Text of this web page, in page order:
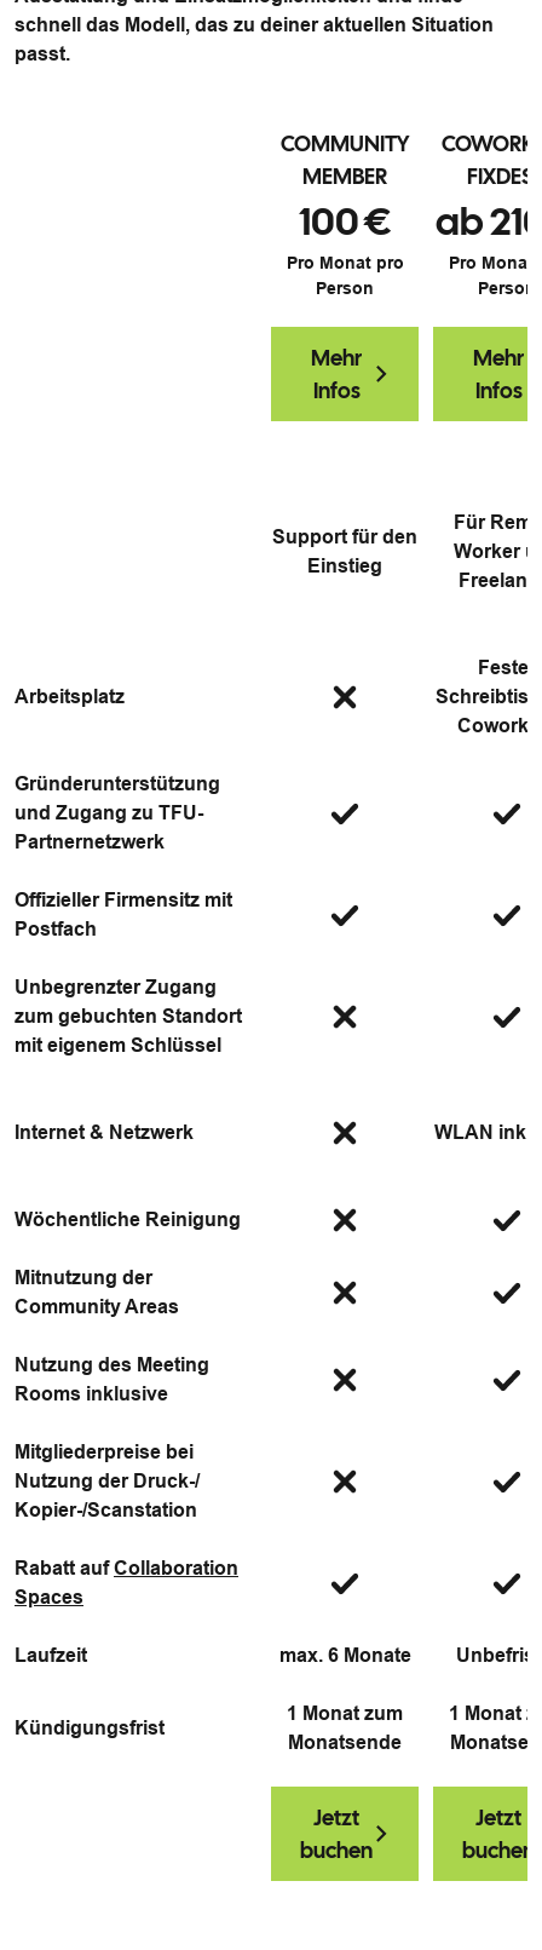
schnell das Modell, das zu deiner aktuellen Situation
passt.
COMMUNITY
MEMBER
100 €
Pro Monat pro
Person
Mehr
Infos
ab
Pro Monat
Person
Mehr
Infos
Support für den
Einstieg
Für
Worker
Arbeitsplatz
Fester
Gründerunterstützung
und Zugang zu TFU-
Partnernetzwerk
Offizieller Firmensitz mit
Postfach
Unbegrenzter Zugang
zum gebuchten Standort
mit eigenem Schlüssel
Internet & Netzwerk WLAN
Wöchentliche Reinigung
Mitnutzung der
Community Areas
Nutzung des Meeting
Rooms inklusive
Mitgliederpreise bei
Nutzung der Druck-/
Kopier-/Scanstation
Rabatt aufCollaboration
Spaces
Laufzeit max. 6 Monate
Kündigungsfrist
1 Monat zum
Monatsende
1 Monat
Jetzt
buchen
Jetzt
buchen